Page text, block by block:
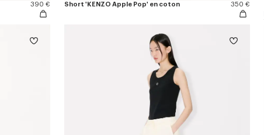
390 € Short 'KENZO Apple Pop' en coton 350 €